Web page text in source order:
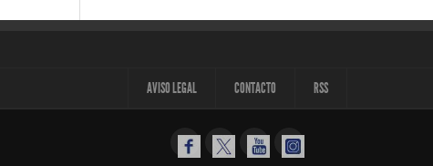
AVISO LEGAL CONTACTO RSS